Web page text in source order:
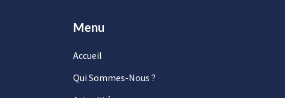
Menu
Accueil
Qui Sommes-Nous ?